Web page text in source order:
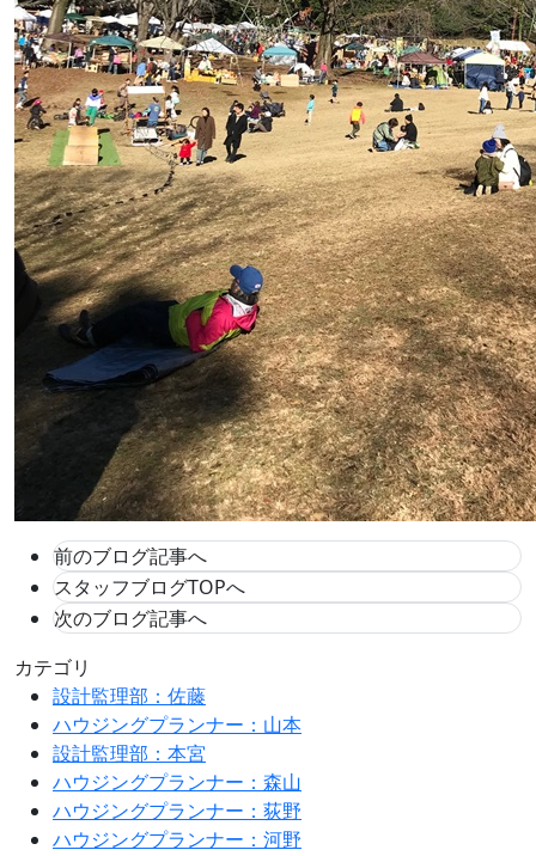
前のブログ記事へ
スタッフブログTOPへ
次のブログ記事へ
カテゴリ
設計監理部：佐藤
ハウジングプランナー：山本
設計監理部：本宮
ハウジングプランナー：森山
ハウジングプランナー：荻野
ハウジングプランナー：河野